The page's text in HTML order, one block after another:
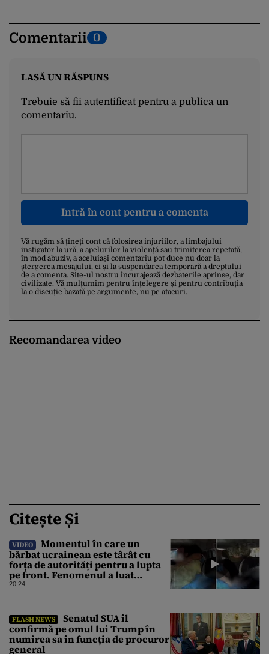
Comentarii 0
LASĂ UN RĂSPUNS
Trebuie să fii autentificatpentru a publica un
comentariu.
Intră în cont pentru a comenta
Vă rugăm să țineți cont că folosirea injuriilor, a limbajului
instigator la ură, a apelurilor la violență sau trimiterea repetată,
în mod abuziv, a aceluiași comentariu pot duce nu doar la
ștergerea mesajului, ci și la suspendarea temporară a dreptului
de a comenta. Site-ul nostru încurajează dezbaterile aprinse, dar
civilizate. Vă mulțumim pentru înțelegere și pentru contribuția
la o discuție bazată pe argumente, nu pe atacuri.
Recomandarea video
Citește Și
VIDEO
Momentul în care un
bărbat ucrainean este târât cu
forța de autorități pentru a lupta
pe front. Fenomenul a luat
amploare de la începerea
20:24
FLASH NEWS
Senatul SUA îl
confirmă pe omul lui Trump în
numirea sa în funcția de procuror
general